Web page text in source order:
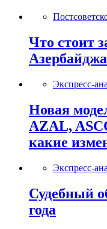
Что стоит
Экспресс-
Новая
AZAL,
какие
Экспресс-
Судебный
года